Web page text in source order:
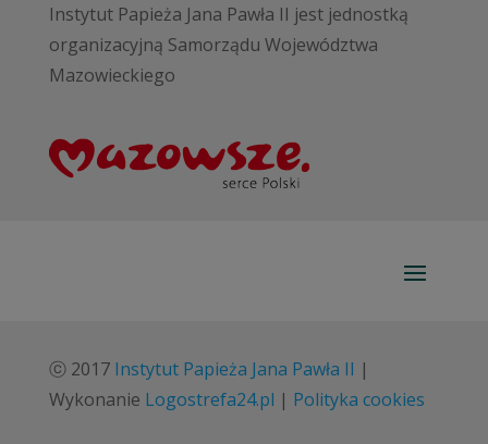
Instytut Papieża Jana Pawła II jest jednostką
organizacyjną Samorządu Województwa
Mazowieckiego
ⓒ 2017 Instytut Papieża Jana Pawła II |
Wykonanie Logostrefa24.pl | Polityka cookies